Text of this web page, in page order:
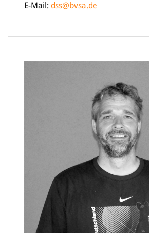
E-Mail: dss@bvsa.de